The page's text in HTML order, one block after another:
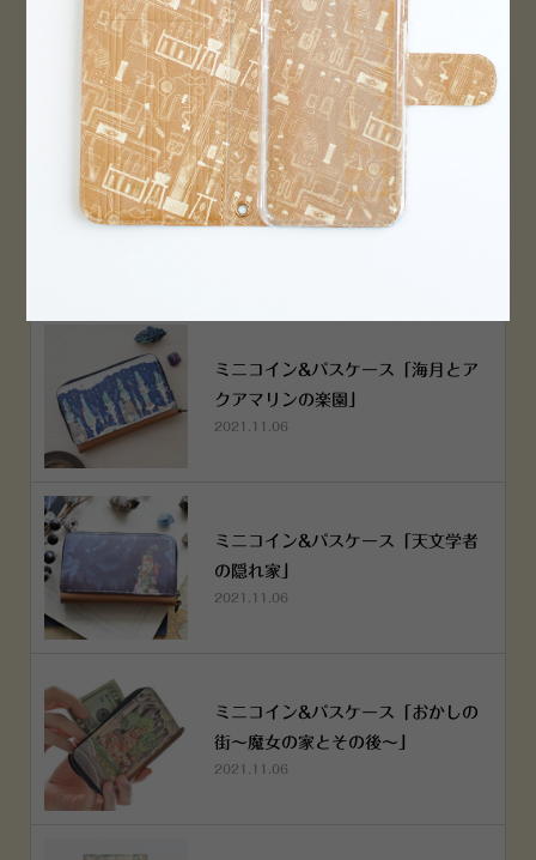
横浜赤レンガ倉庫店 12月6日 O
PEN！
2022.12.05
空想街雑貨店《吉祥寺本店》４月２
５日OPEN!
ミニコイン&パスケース「海月とア
クアマリンの楽園」
2021.11.06
ミニコイン&パスケース「天文学者
の隠れ家」
2021.11.06
ミニコイン&パスケース「おかしの
街～魔女の家とその後～」
2021.11.06